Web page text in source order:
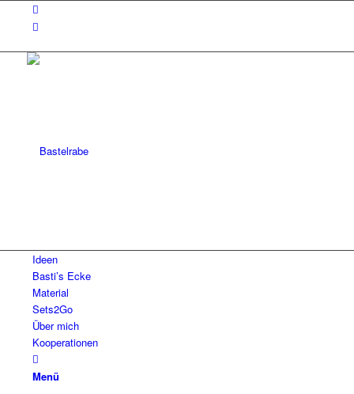
Ideen
Basti’s Ecke
Material
Sets2Go
Über mich
Kooperationen
Menü